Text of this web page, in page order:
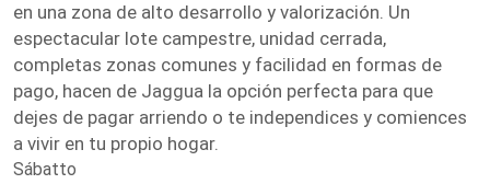
en una zona de alto desarrollo y valorización. Un
espectacular lote campestre, unidad cerrada,
completas zonas comunes y facilidad en formas de
pago, hacen de Jaggua la opción perfecta para que
dejes de pagar arriendo o te independices y comiences
a vivir en tu propio hogar.
Sábatto